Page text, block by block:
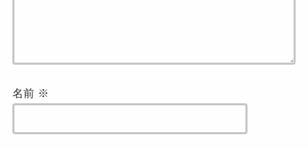
名前 ※